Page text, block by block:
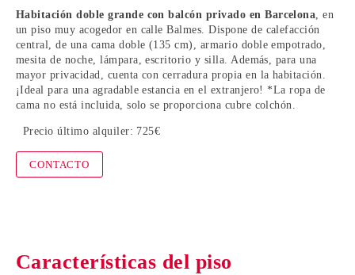
Habitación doble grande con balcón privado en Barcelona , en
un piso muy acogedor en calle Balmes. Dispone de calefacción
central, de una cama doble (135 cm), armario doble empotrado,
mesita de noche, lámpara, escritorio y silla. Además, para una
mayor privacidad, cuenta con cerradura propia en la habitación.
¡Ideal para una agradable estancia en el extranjero! *La ropa de
cama no está incluida, solo se proporciona cubre colchón.
Precio último alquiler: 725€
CONTACTO
Características del piso